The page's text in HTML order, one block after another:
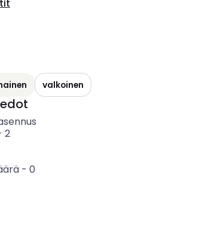
valkoinen
2
- 0